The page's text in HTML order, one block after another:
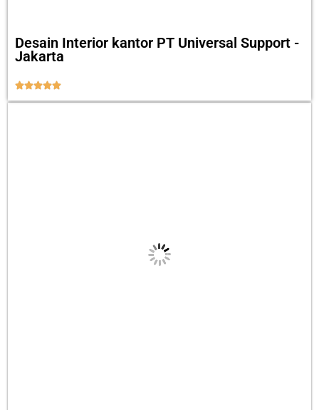
Desain Interior kantor PT Universal Support -
Jakarta
